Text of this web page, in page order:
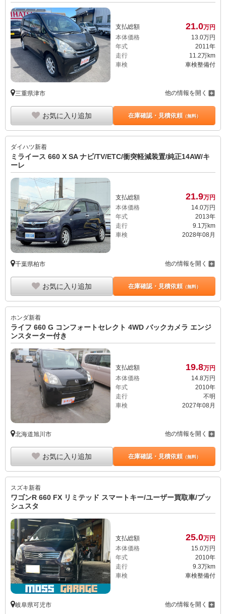
支払総額 21.0万円
本体価格
13. 0万円
年式
2011年
走行
11.2万km
車検
車検整備付
三重県津市 他の情報を開く
お気に入り追加 在庫確認・見積依頼（無料）
ダイハツ新着
ミライース 660 X SA ナビ/TV/ETC/衝突軽減装置/純正14AW/キ
ーレ
支払総額 21.9万円
本体価格
14.0万円
年式
2013年
走行
9.1万km
車検
2028年08月
千葉県柏市 他の情報を開く
お気に入り追加 在庫確認・見積依頼（無料）
ホンダ新着
ライフ 660 G コンフォートセレクト 4WD バックカメラ エンジ
ンスターター付き
支払総額 19.8万円
本体価格
14. 8万円
年式
2010年
走行
不明
車検
2027年08月
北海道旭川市 他の情報を開く
お気に入り追加 在庫確認・見積依頼（無料）
スズキ新着
ワゴンR 660 FX リミテッド スマートキー/ユーザー買取車/プッ
シュスタ
支払総額 25.0万円
本体価格
15.0万円
年式
2010年
走行
9.3万km
車検
車検整備付
岐阜県可児市 他の情報を開く